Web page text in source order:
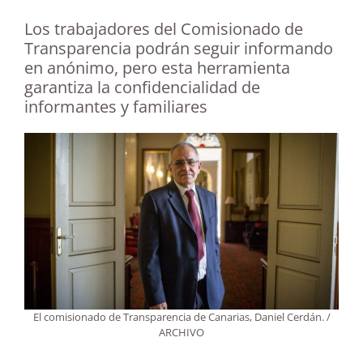
Los trabajadores del Comisionado de
Transparencia podrán seguir informando
en anónimo, pero esta herramienta
garantiza la confidencialidad de
informantes y familiares
El comisionado de Transparencia de Canarias, Daniel Cerdán. /
ARCHIVO